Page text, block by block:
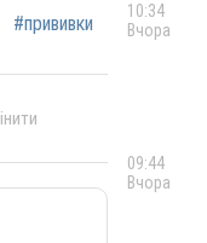
#прививки
10:34
Вчора
09:44
Вчора